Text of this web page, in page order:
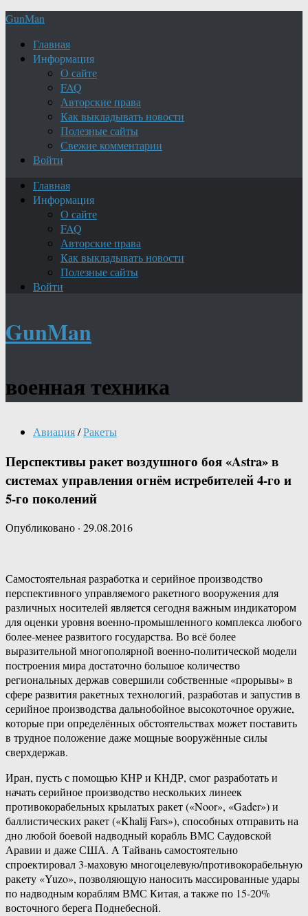
GunMan
Главная
Информация
О сайте
FAQ
Авторские права
Как выкладывать новости
Полезные сайты
Свежие комментарии
Войти
Главная
Информация
О сайте
FAQ
Авторские права
Как выкладывать новости
Полезные сайты
Войти
GunMan
военная техника
Авиация/Ракеты
Перспективы ракет воздушного боя «Astra» в
системах управления огнём истребителей 4-го и
5-го поколений
Опубликовано · 29.08.2016
Самостоятельная разработка и серийное производство
перспективного управляемого ракетного вооружения для
различных носителей является сегодня важным индикатором
для оценки уровня военно-промышленного комплекса любого
более-менее развитого государства. Во всё более
выразительной многополярной военно-политической модели
построения мира достаточно большое количество
региональных держав совершили собственные «прорывы» в
сфере развития ракетных технологий, разработав и запустив в
серийное производства дальнобойное высокоточное оружие,
которые при определённых обстоятельствах может поставить
в трудное положение даже мощные вооружённые силы
сверхдержав.
Иран, пусть с помощью КНР и КНДР, смог разработать и
начать серийное производство нескольких линеек
противокорабельных крылатых ракет («Noor», «Gader») и
баллистических ракет («Khalij Fars»), способных отправить на
дно любой боевой надводный корабль ВМС Саудовской
Аравии и даже США. А Тайвань самостоятельно
спроектировал 3-маховую многоцелевую/противокорабельную
ракету «Yuzo», позволяющую наносить массированные удары
по надводным кораблям ВМС Китая, а также по 15-20%
восточного берега Поднебесной.